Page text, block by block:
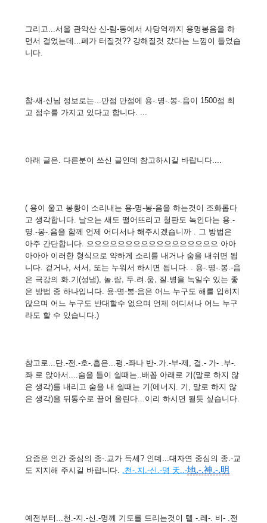
그리고...서울 관악산 신-림-동에서 사당역까지 용명봉음을 하
면서 걸었는데...폐가 터질것?? 강해질것 갔다는 느낌이 들었습
니다.
참-새-신님 정보로는...만점 만점에 용-.명-.봉-.음이 1500점 최
고 점수를 가지고 있다고 합니다. ...
아래 글은. 다른분이 쓰신 글인데 참고하시길 바랍니다....
( 용이 울고 봉황이 소리내는 용-명-봉-음을 하는것이 조화롭다
고 생각합니다. 날으는 새도 떨어뜨리고 철판도 녹인다는 용.-
명.-봉-.음을 함께 언제 어디서나 해주시겠습니까 . 그 방법은
아주 간단합니다. 으으으으으으으으으으으으으으으으으 아아
아아아 이러한 형식으로 약하게 소리를 내거나 숨을 내쉬면 됩
니다. 걷거나, 서서, 또는 누워서 하시면 됩니다. . 용-.명-.봉.-음
은 극강의 화.기(성냄), 놀.람, 두.려.움, 질.병을 녹일수 있는 좋
은 방법 중 하나입니다. 용-명-봉-음은 어느 누구도 해를 입히지
않으며 어느 누구도 반대할수 없으며 언제 어디서나 어느 누구
라도 할 수 있습니다.)
참고로...단.-전.-호-.흡은...평.-좌나 반-.가.-부-제, 결.- 가- .부-.
좌 로 앉아서....숨을 들이 쉴때는..배꼽 아래로 기(말로 하지 않
은 생각)를 내리고 숨을 내 쉴때는 기(에너지. 기, 말로 하지 않
은 생각)을 뒤통수로 끌어 올린다...이리 하시면 될듯 싶습니다.
요즘은 인간 중심의 종-.교가 득세? 인데...대자연 중심의 종.-교
도 지지해 주시길 바랍니다. .천-.지.-신.-명 天..-地.-.神.-.明
예전부터...천.-지.-신.-명께 기도를 드리는것이 텔 -.레-. 비- .전